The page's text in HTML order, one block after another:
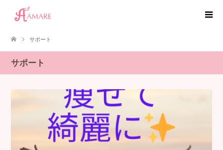
サポート
サポート